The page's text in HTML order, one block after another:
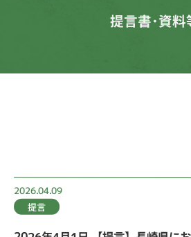
提言書･資料
2026.04.09
提言